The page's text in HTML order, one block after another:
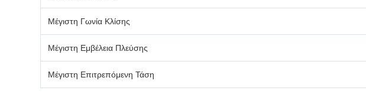
Μέγιστη Γωνία Κλίσης
Μέγιστη Εμβέλεια Πλεύσης
Μέγιστη Επιτρεπόμενη Τάση